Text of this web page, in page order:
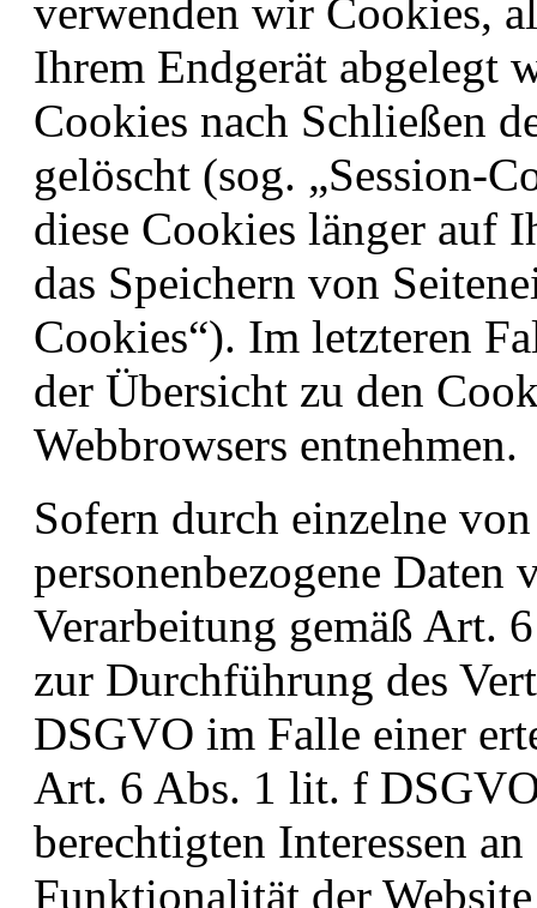
verwenden wir Cookies,
Ihrem Endgerät abgelegt
Cookies nach Schließen
gelöscht (sog. „Session-
diese Cookies länger auf
das Speichern von
Cookies“). Im letzteren
der Übersicht zu den
Webbrowsers entnehmen.
Sofern durch einzelne
personenbezogene
Verarbeitung gemäß Art.
zur Durchführung des
DSGVO im Falle einer
Art. 6 Abs. 1 lit. f
berechtigten Interessen
Funktionalität der